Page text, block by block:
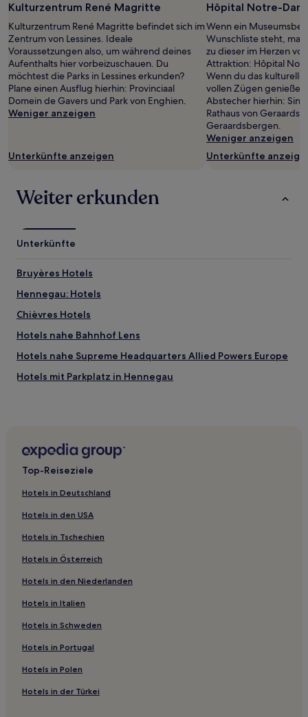
1 Übernachtung
von
2 Erwachsenen
gefunden
wurde.
Preise
und
Verfügbarkeiten
können
sich
können
gelten.
Kulturzentrum René Magritte
Kulturzentrum René Magritte befindet sich im
Zentrum von Lessines. Ideale
Voraussetzungen also, um während deines
Aufenthalts hier vorbeizuschauen. Du
möchtest die Parks in Lessines erkunden?
Plane einen Ausflug hierhin: Provinciaal
Domein de Gavers und Park von Enghien.
Weniger anzeigen
Unterkünfte anzeigen
Hôpital Notre-
Wenn ein
Wunschliste steht,
zu dieser im Herzen
Attraktion: Hôpital
Wenn du das kulturelle
vollen Zügen
Abstecher hierhin:
Rathaus von
Geraardsbergen.
Weniger anzeigen
Unterkünfte
Weiter erkunden
Unterkünfte
Bruyères Hotels
Hennegau: Hotels
Chièvres Hotels
Hotels nahe Bahnhof Lens
Hotels nahe Supreme Headquarters Allied Powers Europe
Hotels mit Parkplatz in Hennegau
Top-Reiseziele
Hotels in Deutschland
Hotels in den USA
Hotels in Tschechien
Hotels in Österreich
Hotels in den Niederlanden
Hotels in Italien
Hotels in Schweden
Hotels in Portugal
Hotels in Polen
Hotels in der Türkei